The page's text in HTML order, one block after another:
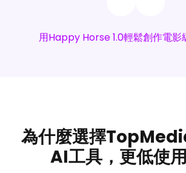
用Happy Horse 1.0輕鬆創作電影
為什麼選擇
AI工具，更低使